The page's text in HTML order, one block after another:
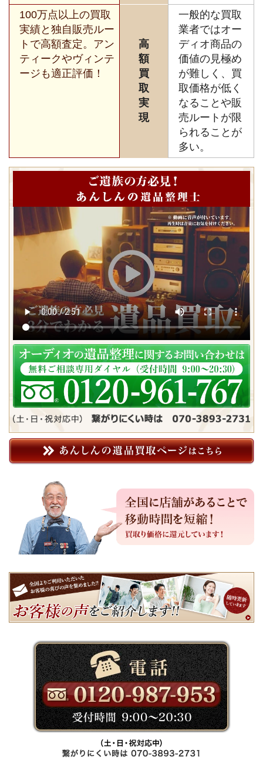
100万点以上の買取
実績と独自販売ルー
トで高額査定。アン
ティークやヴィンテ
ージも適正評価！
高
額
買
取
実
現
一般的な買取
業者ではオー
ディオ商品の
価値の見極め
が難しく、買
取価格が低く
なることや販
売ルートが限
られることが
多い。